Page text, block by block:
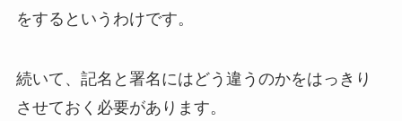
をするというわけです。
続いて、記名と署名にはどう違うのかをはっきり
させておく必要があります。